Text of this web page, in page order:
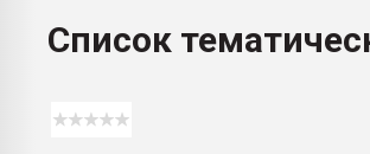
ситуацией на строительном рынке
Список